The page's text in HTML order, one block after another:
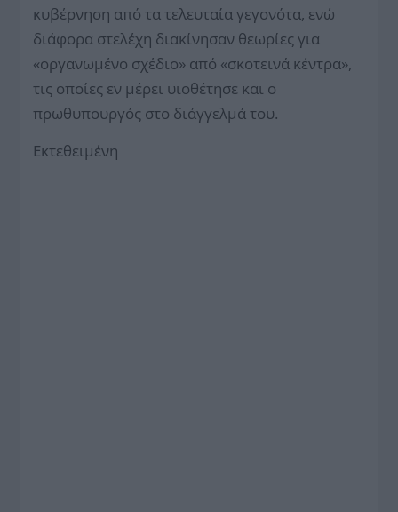
κυβέρνηση από τα τελευταία γεγονότα, ενώ
διάφορα στελέχη διακίνησαν θεωρίες για
«οργανωμένο σχέδιο» από «σκοτεινά κέντρα»,
τις οποίες εν μέρει υιοθέτησε και ο
πρωθυπουργός στο διάγγελμά του.
Εκτεθειμένη